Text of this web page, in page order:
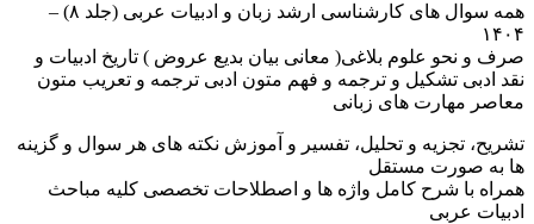
همه سوال های کارشناسی ارشد زبان و ادبیات عربی (جلد ۸) –
۱۴۰۴
صرف و نحو علوم بلاغی( معانی بیان بدیع عروض ) تاریخ ادبیات و
نقد ادبی تشکیل و ترجمه و فهم متون ادبی ترجمه و تعریب متون
معاصر مهارت های زبانی
تشریح، تجزیه و تحلیل، تفسیر و آموزش نکته های هر سوال و گزینه
ها به صورت مستقل
همراه با شرح کامل واژه ها و اصطلاحات تخصصی کلیه مباحث
ادبیات عربی